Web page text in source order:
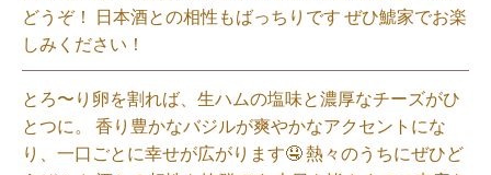
どうぞ！ 日本酒との相性もばっちりです ぜひ鯱家でお楽
しみください！⁡
とろ〜り卵を割れば、生ハムの塩味と濃厚なチーズがひ
とつに。 香り豊かなバジルが爽やかなアクセントにな
り、一口ごとに幸せが広がります🤤 熱々のうちにぜひど